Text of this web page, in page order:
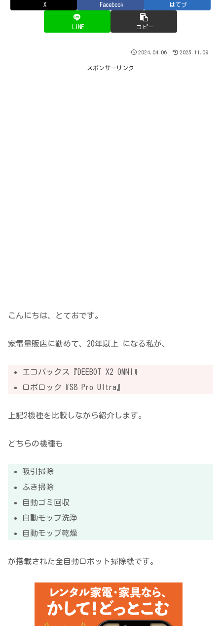
X Facebook はてブ
LINE コピー
2024.04.06 2025.11.09
スポンサーリンク
こんにちは、とておです。
家電量販店に勤めて、20年以上 になる私が、
エコバックス『DEEBOT X2 OMNI』
ロボロック『S8 Pro Ultra』
上記2機種を比較しながら紹介します。
どちらの機種も
吸引掃除
ふき掃除
自動ゴミ回収
自動モップ洗浄
自動モップ乾燥
が搭載された全自動ロボット掃除機です。